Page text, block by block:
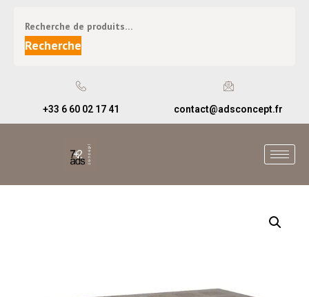
Recherche
+33 6 60 02 17 41 contact@adsconcept.fr